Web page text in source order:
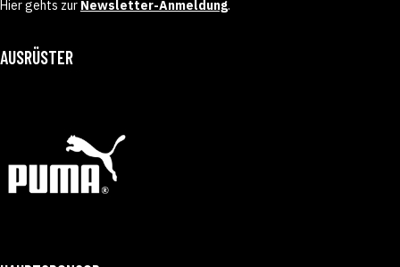
Hier gehts zur Newsletter-Anmeldung.
AUSRÜSTER